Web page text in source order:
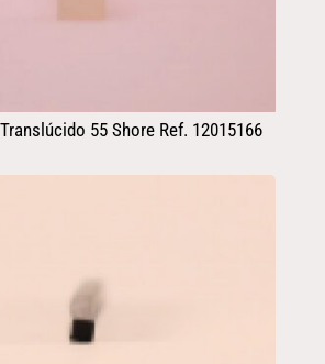
55 Shore Ref. 12015166